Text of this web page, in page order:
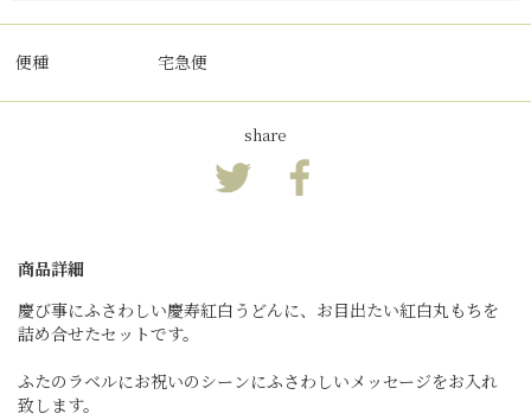
便種 宅急便
share
商品詳細
慶び事にふさわしい慶寿紅白うどんに、お目出たい紅白丸もちを
詰め合せたセットです。
ふたのラベルにお祝いのシーンにふさわしいメッセージをお入れ
致します。